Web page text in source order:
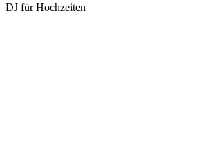
DJ für Hochzeiten